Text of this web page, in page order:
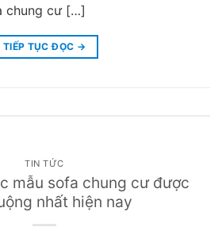
chung cư […]
TIẾP TỤC ĐỌC →
TIN TỨC
mẫu sofa chung cư được
nhất hiện nay